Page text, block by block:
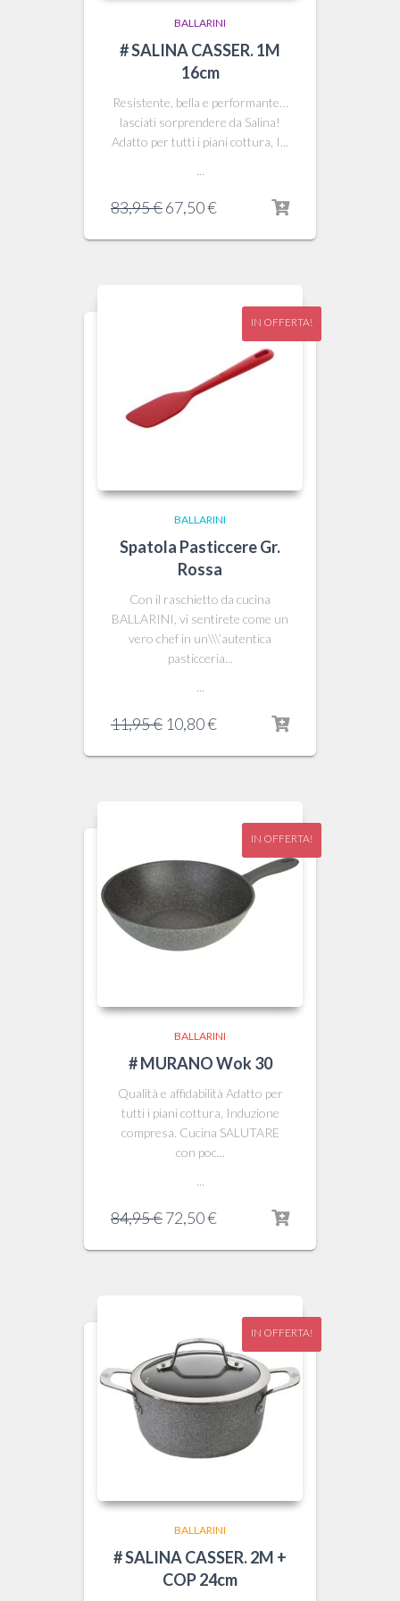
BALLARINI
# SALINA CASSER. 1M
16cm
Resistente, bella e performante…
lasciati sorprendere da Salina!
Adatto per tutti i piani cottura, I...
83,95€Il
originale
67,50€Il
attuale
IN OFFERTA!
BALLARINI
Spatola Pasticcere Gr.
Rossa
Con il raschietto da cucina
BALLARINI, vi sentirete come un
vero chef in un\\\’autentica
pasticceria...
11,95€ Il
originale
10,80€Il
attuale
IN OFFERTA!
BALLARINI
# MURANO Wok 30
Qualità e affidabilità Adatto per
tutti i piani cottura, Induzione
compresa. Cucina SALUTARE
con poc...
84,95€Il
originale
72,50€Il
attuale
IN OFFERTA!
BALLARINI
# SALINA CASSER. 2M +
COP 24cm